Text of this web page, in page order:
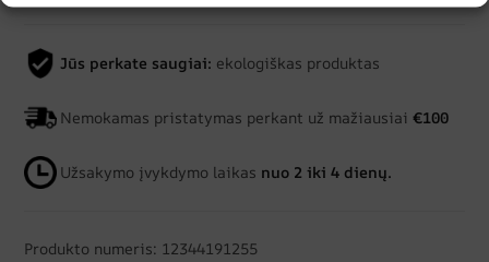
Jūs perkate saugiai: ekologiškas produktas
Nemokamas pristatymas perkant už mažiausiai€100
Užsakymo įvykdymo laikas nuo 2 iki 4 dienų.
Produkto numeris: 12344191255